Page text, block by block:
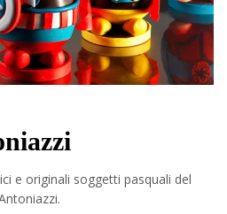
e originali soggetti pasquali del